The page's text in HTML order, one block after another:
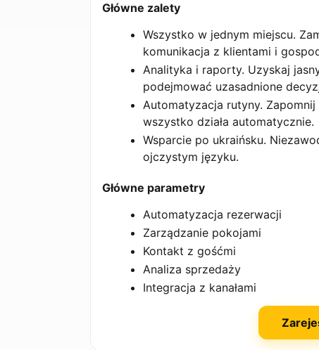
Główne zalety
Wszystko w jednym miejscu.
komunikacja z klientami i
Analityka i raporty. Uzyskaj
podejmować uzasadnione
Automatyzacja rutyny.
wszystko działa automatycznie.
Wsparcie po ukraińsku.
ojczystym języku.
Główne parametry
Automatyzacja rezerwacji
Zarządzanie pokojami
Kontakt z gośćmi
Analiza sprzedaży
Integracja z kanałami